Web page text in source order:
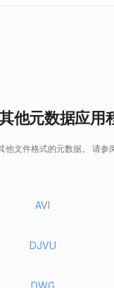
他元数据应用
文件格式的元数据。 请参
AVI
DJVU
DWG